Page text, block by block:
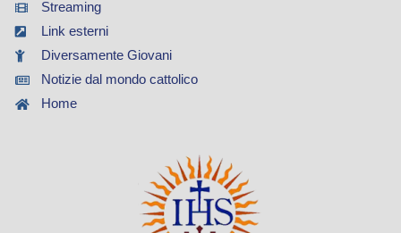
Streaming
Link esterni
Diversamente Giovani
Notizie dal mondo cattolico
Home